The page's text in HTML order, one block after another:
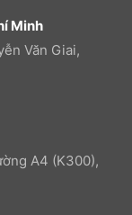
Minh
Văn Giai,
A4 (K300),